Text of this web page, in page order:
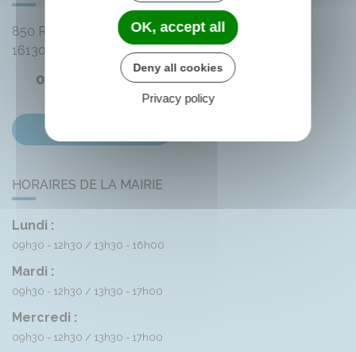
850 Rue des Distilleries
16130
Angeac-Champagne
05 45 83 74 42
HORAIRES DE LA MAIRIE
Lundi :
09h30 - 12h30 13h30 - 16h00
Mardi :
09h30 - 12h30 13h30 - 17h00
Mercredi :
09h30 - 12h30 13h30 - 17h00
OK, accept all
Deny all cookies
Privacy policy